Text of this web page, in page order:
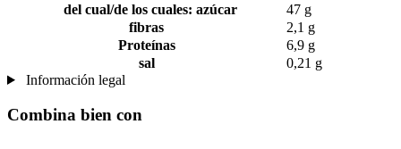
del cual/de los cuales: azúcar
47 g
fibras
2,1 g
Proteínas
6,9 g
sal
0,21 g
Información legal
Combina bien con